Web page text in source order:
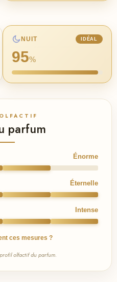
NUIT IDÉAL
95%
parfum
Énorme
Éternelle
Intense
ces mesures ?
olfactif du parfum.